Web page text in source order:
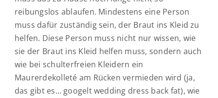
reibungslos ablaufen. Mindestens eine Person
muss dafür zuständig sein, der Braut ins Kleid zu
helfen. Diese Person muss nicht nur wissen, wie
sie der Braut ins Kleid helfen muss, sondern auch
wie bei schulterfreien Kleidern ein
Maurerdekolleté am Rücken vermieden wird (ja,
das gibt es… googelt wedding dress back fat), wie